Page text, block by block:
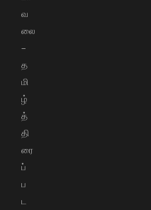
வ
லை
–
த
மி
ழ்
த்
தி
ரை
ப்
ப
ட